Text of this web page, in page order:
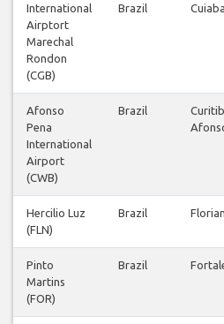
International
Airptort
Marechal
Rondon
(CGB)
Brazil Cuiaba
Afonso
Pena
International
Airport
(CWB)
Brazil
Hercilio Luz
(FLN)
Brazil
Pinto
Martins
(FOR)
Brazil